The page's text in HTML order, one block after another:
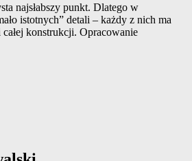
najsłabszy punkt. Dlatego w
istotnych” detali – każdy z nich ma
całej konstrukcji. Opracowanie